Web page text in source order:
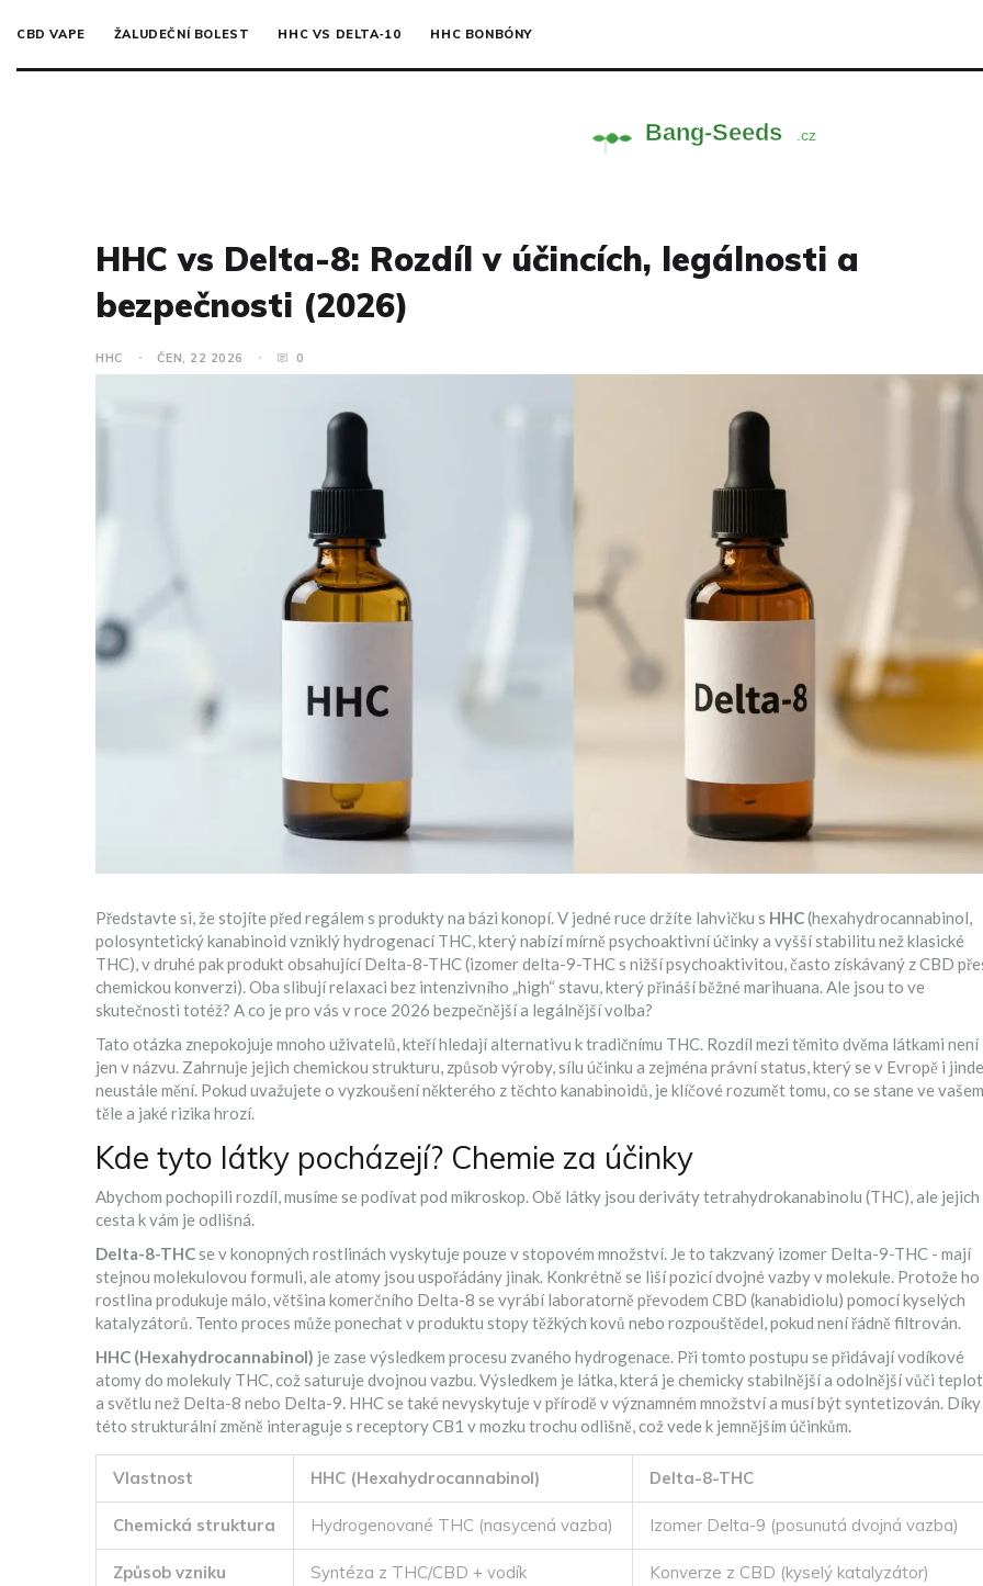
CBD VAPE ŽALUDEČNÍ BOLEST HHC VS DELTA‑10 HHC BONBÓNY
HHC vs Delta-8: Rozdíl v účincích, legálnosti a
bezpečnosti (2026)
HHC ČEN, 22 2026 0
Představte si, že stojíte před regálem s produkty na bázi konopí. V jedné ruce držíte lahvičku s HHC(hexahydrocannabinol,
polosyntetický kanabinoid vzniklý hydrogenací THC, který nabízí mírně psychoaktivní účinky a vyšší stabilitu než klasické
THC), v druhé pak produkt obsahujícíDelta-8-THC(izomer delta-9-THC s nižší psychoaktivitou, často získávaný z CBD
chemickou konverzi). Oba slibují relaxaci bez intenzivního „high“ stavu, který přináší běžné marihuana. Ale jsou to ve
skutečnosti totéž? A co je pro vás v roce 2026 bezpečnější a legálnější volba?
Tato otázka znepokojuje mnoho uživatelů, kteří hledají alternativu k tradičnímu THC. Rozdíl mezi těmito dvěma látkami není
jen v názvu. Zahrnuje jejich chemickou strukturu, způsob výroby, sílu účinku a zejména právní status, který se v Evropě i jinde
neustále mění. Pokud uvažujete o vyzkoušení některého z těchto kanabinoidů, je klíčové rozumět tomu, co se stane ve vašem
těle a jaké rizika hrozí.
Kde tyto látky pocházejí? Chemie za účinky
Abychom pochopili rozdíl, musíme se podívat pod mikroskop. Obě látky jsou deriváty tetrahydrokanabinolu (THC), ale jejich
cesta k vám je odlišná.
Delta-8-THCse v konopných rostlinách vyskytuje pouze v stopovém množství. Je to takzvaný izomer Delta-9-THC - mají
stejnou molekulovou formuli, ale atomy jsou uspořádány jinak. Konkrétně se liší pozicí dvojné vazby v molekule. Protože ho
rostlina produkuje málo, většina komerčního Delta-8 se vyrábí laboratorně převodem CBD (kanabidiolu) pomocí kyselých
katalyzátorů. Tento proces může ponechat v produktu stopy těžkých kovů nebo rozpouštědel, pokud není řádně filtrován.
HHC (Hexahydrocannabinol) je zase výsledkem procesu zvaného hydrogenace. Při tomto postupu se přidávají vodíkové
atomy do molekuly THC, což saturuje dvojnou vazbu. Výsledkem je látka, která je chemicky stabilnější a odolnější vůči
a světlu než Delta-8 nebo Delta-9. HHC se také nevyskytuje v přírodě v významném množství a musí být syntetizován. Díky
této strukturální změně interaguje s receptory CB1 v mozku trochu odlišně, což vede k jemnějším účinkům.
Vlastnost HHC (Hexahydrocannabinol) Delta-8-THC
Chemická struktura Hydrogenované THC (nasycená vazba) Izomer Delta-9 (posunutá dvojná vazba)
Způsob vzniku Syntéza z THC/CBD + vodík Konverze z CBD (kyselý katalyzátor)